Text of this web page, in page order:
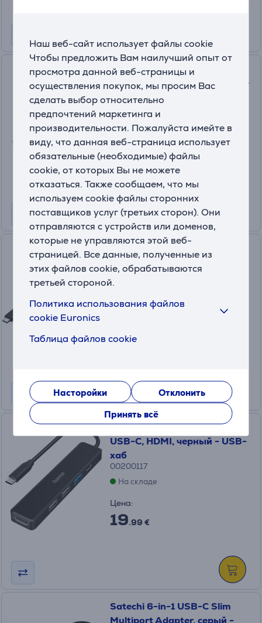
Наш веб-сайт использует файлы cookie
Чтобы предложить Вам наилучший опыт от
просмотра данной веб-страницы и
осуществления покупок, мы просим Вас
сделать выбор относительно
предпочтений маркетинга и
производительности. Пожалуйста имейте в
виду, что данная веб-страница использует
обязательные (необходимые) файлы
cookie, от которых Вы не можете
отказаться. Также сообщаем, что мы
используем cookie файлы сторонних
поставщиков услуг (третьих сторон). Они
отправляются с устройств или доменов,
которые не управляются этой веб-
страницей. Все данные, полученные из
этих файлов cookie, обрабатываются
третьей стороной.
Политика использования файлов
cookie Euronics
Таблица файлов cookie
Насторойки
Отклонить
Принять всё
Satechi 4-in-1 USB-C Slim
Multiport Adapter 4K, серый -
USB-хаб
На складе
Цена:
64.99 €
3.2 Gen 1, USB-C, HDMI, LAN,
черный - USB-хаб
00200144
На складе
29.99 €
Hama USB-C Hub, 3x USB-A,
USB-C, HDMI, черный - USB-
хаб
00200117
На складе
Цена:
19.99 €
Satechi 6-in-1 USB-C Slim
Multiport Adapter, серый -